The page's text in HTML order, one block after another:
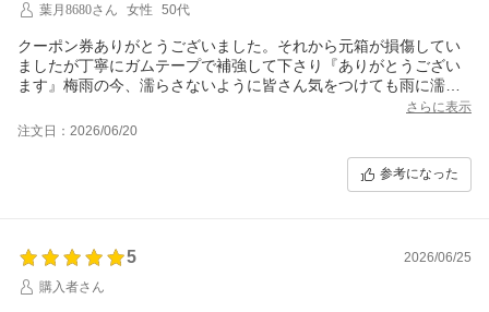
葉月8680さん
女性 50代
クーポン券ありがとうございました。それから元箱が損傷してい
ましたが丁寧にガムテープで補強して下さり『ありがとうござい
ます』梅雨の今、濡らさないように皆さん気をつけても雨に濡れ
てダンボールが破けてしまうものです。物流では想定内なので大
丈夫です。配達される人は頭から靴までびしょ濡れでした。こん
りますし。注文から受け取るまでの過程で、こんなケースの場合
は御理解下さい。と注文確定前にチェック項目を設けてほしいで
組みをよろしくお願いします。
さらに表示
注文日：2026/06/20
参考になった
5
2026/06/25
購入者さん